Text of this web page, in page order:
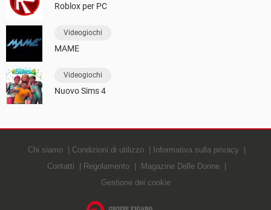
Roblox per PC
Videogiochi
MAME
Videogiochi
Nuovo Sims 4
Chi siamo Condizioni di utilizzo
Informativa sulla privacy
Contatti
Regolamento
Magazine Delle Donne
Gestione dei cookie